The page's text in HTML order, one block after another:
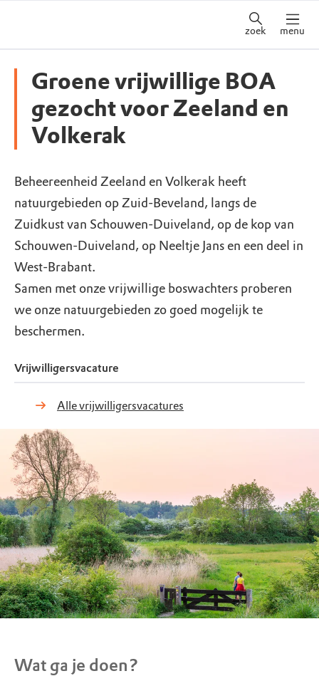
zoek menu
Groene vrijwillige BOA
gezocht voor Zeeland en
Volkerak
Beheereenheid Zeeland en Volkerak heeft
natuurgebieden op Zuid-Beveland, langs de
Zuidkust van Schouwen-Duiveland, op de kop van
Schouwen-Duiveland, op Neeltje Jans en een deel in
West-Brabant.
Samen met onze vrijwillige boswachters proberen
we onze natuurgebieden zo goed mogelijk te
beschermen.
Vrijwilligersvacature
Alle vrijwilligersvacatures
Wat ga je doen?